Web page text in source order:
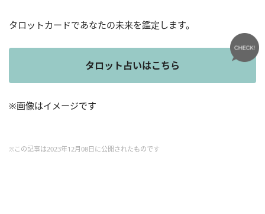
タロットカードであなたの未来を鑑定します。
タロット占いはこちら
※画像はイメージです
※この記事は2023年12月08日に公開されたものです